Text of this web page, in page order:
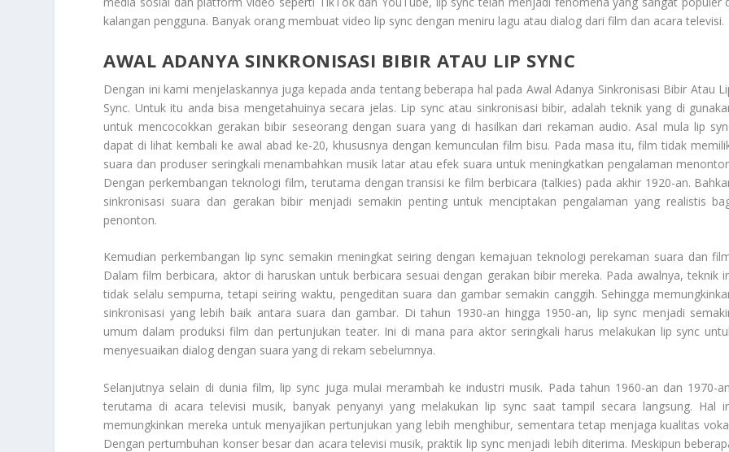
kalangan pengguna. Banyak orang membuat video lip sync dengan meniru lagu atau dialog dari film dan acara televisi.
AWAL ADANYA SINKRONISASI BIBIR ATAU LIP SYNC
Dengan ini kami menjelaskannya juga kepada anda tentang beberapa hal pada Awal Adanya Sinkronisasi Bibir Atau
Sync. Untuk itu anda bisa mengetahuinya secara jelas. Lip sync atau sinkronisasi bibir, adalah teknik yang di
untuk mencocokkan gerakan bibir seseorang dengan suara yang di hasilkan dari rekaman audio. Asal mula lip
dapat di lihat kembali ke awal abad ke-20, khususnya dengan kemunculan film bisu. Pada masa itu, film tidak
suara dan produser seringkali menambahkan musik latar atau efek suara untuk meningkatkan pengalaman
Dengan perkembangan teknologi film, terutama dengan transisi ke film berbicara (talkies) pada akhir 1920-an.
sinkronisasi suara dan gerakan bibir menjadi semakin penting untuk menciptakan pengalaman yang realistis
penonton.
Kemudian perkembangan lip sync semakin meningkat seiring dengan kemajuan teknologi perekaman suara dan
Dalam film berbicara, aktor di haruskan untuk berbicara sesuai dengan gerakan bibir mereka. Pada awalnya, teknik
tidak selalu sempurna, tetapi seiring waktu, pengeditan suara dan gambar semakin canggih. Sehingga
sinkronisasi yang lebih baik antara suara dan gambar. Di tahun 1930-an hingga 1950-an, lip sync menjadi
umum dalam produksi film dan pertunjukan teater. Ini di mana para aktor seringkali harus melakukan lip sync
menyesuaikan dialog dengan suara yang di rekam sebelumnya.
Selanjutnya selain di dunia film, lip sync juga mulai merambah ke industri musik. Pada tahun 1960-an dan 1970-
terutama di acara televisi musik, banyak penyanyi yang melakukan lip sync saat tampil secara langsung. Hal
memungkinkan mereka untuk menyajikan pertunjukan yang lebih menghibur, sementara tetap menjaga kualitas
Dengan pertumbuhan konser besar dan acara televisi musik, praktik lip sync menjadi lebih diterima. Meskipun